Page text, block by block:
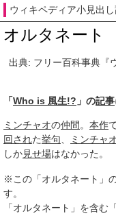
ウィキペディア小見出
オルタネート
出典: フリー百科事典『
「Who is 風生!? 」の記事
ミンチャオの仲間。 本作
回された挙句、 ミンチャ
しか見せ場はなかった。
※この「オルタネート」
す。
「オルタネート」を含む